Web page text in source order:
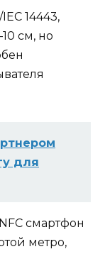
14443,
см, но
для
смартфон
метро,